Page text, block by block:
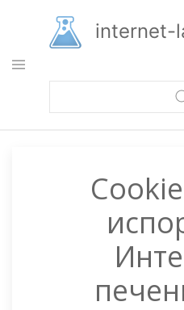
основному
содержанию
internet-